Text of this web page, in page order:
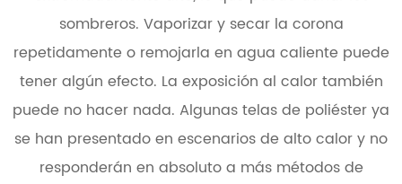
sombreros. Vaporizar y secar la corona
repetidamente o remojarla en agua caliente puede
tener algún efecto. La exposición al calor también
puede no hacer nada. Algunas telas de poliéster ya
se han presentado en escenarios de alto calor y no
responderán en absoluto a más métodos de